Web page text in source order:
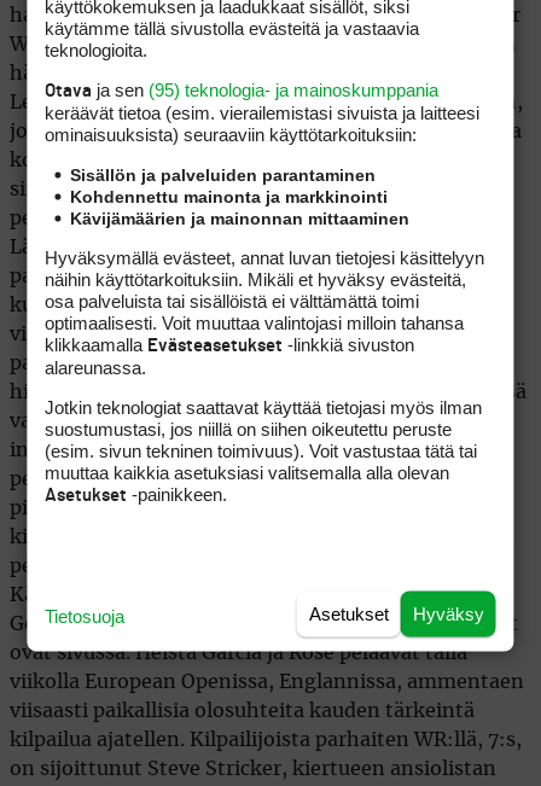
haluta ottaa. AT&T Nationalin isäntänä toimiva Tiger
Woods ei löydy turnauksen pelaajaluettelosta, mutta
hän ei voi saapua edes paikalle Bethesdaan.
Lentäminen aiheuttaa turvotusta leikattuun polveen,
joten Tiger isännöi huomenna käynnistyvää kilpailua
kotioloissaan. Loppujen lopuksi täyttä varmuutta
siitä, milloin Woods palaa kilpakentille jalka täysin
pelikunnossa, ei voida vielä tässä vaiheessa esittää.
Lääkärit ovat sanoneet, että tarkempi analyysi
paluusta on annettavissa vasta kun polvea päästy
kuntouttamaan muutamia viikkoja. Arviolta kolmen
viikon päästä Woods saa vähitellen alkaa antamaan
painoa leikatun polven jalalle ja taivuttaa sitä. ”On
hienoa saada vihdoinkin terve jalka, sillä käytännössä
vasen polveni on ollut arka 10-12 vuotta. Odotan
innolla sitä hetkeä kun jalkani ei tunnu kipeältä
pelaamisen jälkeen tai pelatessa”, Woods sanoi
pitämässään lehdistötilaisuudessa tällä viikolla. Itse
kilpailu kärsii selvästi heinäkuun puolivälin jälkeen
pelattavan British Openin läheisyydestä.
Kärkipelaajista ainakin Phil Mickelson, Ernie Els,
Geoff Ogilvy, Sergio Carcia, Justin Rose ja Adam Scott
ovat sivussa. Heistä Garcia ja Rose pelaavat tällä
viikolla European Openissa, Englannissa, ammentaen
viisaasti paikallisia olosuhteita kauden tärkeintä
kilpailua ajatellen. Kilpailijoista parhaiten WR:llä, 7:s,
on sijoittunut Steve Stricker, kiertueen ansiolistan
käyttökokemuksen ja laadukkaat sisällöt, siksi
käytämme tällä sivustolla evästeitä ja vastaavia
teknologioita.
Otava ja sen (95) teknologia- ja mainoskumppania
keräävät tietoa (esim. vierailemis­tasi sivuista ja laitteesi
ominaisuuk­sista) seuraaviin käyttötarkoituksiin:
Sisällön ja palveluiden parantaminen
Kohdennettu mainonta ja markkinointi
Kävijämäärien ja mainonnan mittaaminen
Hyväksymällä evästeet, annat luvan tietojesi käsittelyyn
näihin käyttötarkoituksiin. Mikäli et hyväksy evästeitä,
osa palveluista tai sisällöistä ei välttämättä toimi
optimaalisesti. Voit muuttaa valintojasi milloin tahansa
klikkaamalla Evästeasetukset -linkkiä sivuston
alareunassa.
Jotkin teknologiat saattavat käyttää tietojasi myös ilman
suostumustasi, jos niillä on siihen oikeutettu peruste
(esim. sivun tekninen toimivuus). Voit vastustaa tätä tai
muuttaa kaikkia asetuksiasi valitsemalla alla olevan
Asetukset -painikkeen.
Hyväksy
Asetukset
Tietosuoja